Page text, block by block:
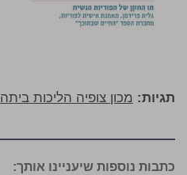
תגיות: מכון צופיה הליכות ביתה
כתבות נוספות שיעניינו אותך: